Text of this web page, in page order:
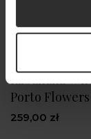
Koszula
falbanami w
Porto Flowers
259,00 zł